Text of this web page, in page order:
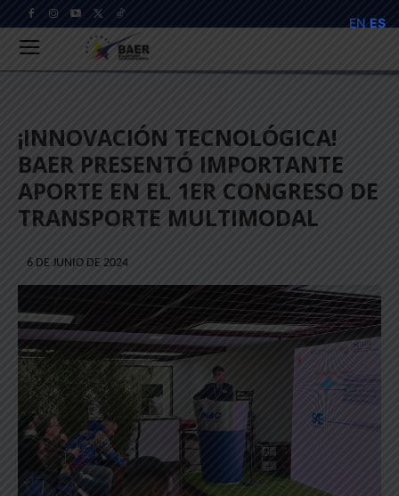
¡INNOVACIÓN TECNOLÓGICA!
BAER PRESENTÓ IMPORTANTE
APORTE EN EL 1ER CONGRESO DE
TRANSPORTE MULTIMODAL
6 DE JUNIO DE 2024
EN ES